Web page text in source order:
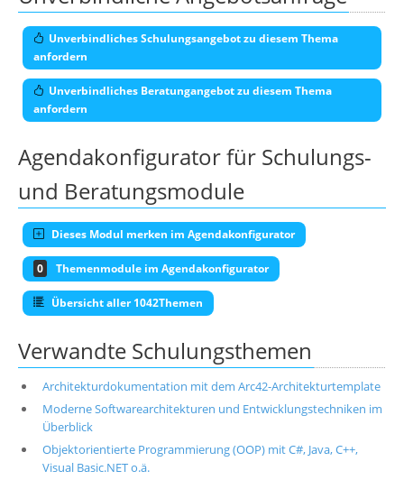
Unverbindliches Schulungsangebot zu diesem Thema
anfordern
Unverbindliches Beratungangebot zu diesem Thema
anfordern
Agendakonfigurator für Schulungs-
und Beratungsmodule
Dieses Modul merken im Agendakonfigurator
0 Themenmodule im Agendakonfigurator
Übersicht aller 1042Themen
Verwandte Schulungsthemen
Architekturdokumentation mit dem Arc42-Architekturtemplate
Moderne Softwarearchitekturen und Entwicklungstechniken im
Überblick
Objektorientierte Programmierung (OOP) mit C#, Java, C++,
Visual Basic.NET o.ä.